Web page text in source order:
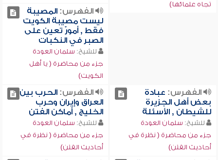
تجاه علمائها)
الفهرس:المصيبة
ليست مصيبة الكويت
فقط , أمورٌ تعين على
الصبر في النكبات
للشيخ: سلمان العودة
جزء من محاضرة ( يا أهل
الكويت)
الفهرس: عبادة
بعض أهل الجزيرة
للشيطان , الأسئلة
للشيخ: سلمان العودة
جزء من محاضرة ( نظرة في
أحاديث الفتن)
الفهرس:الحرب بين
العراق وإيران وحرب
الخليج , أماكن الفتن
للشيخ: سلمان العودة
جزء من محاضرة ( نظرة في
أحاديث الفتن)